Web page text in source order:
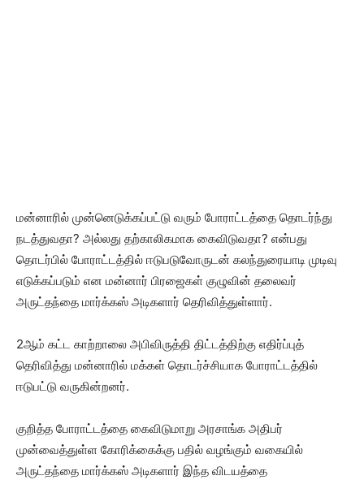
மன்னாரில் முன்னெடுக்கப்பட்டு வரும் போராட்டத்தை தொடர்ந்து
நடத்துவதா? அல்லது தற்காலிகமாக கைவிடுவதா? என்பது
தொடர்பில் போராட்டத்தில் ஈடுபடுவோருடன் கலந்துரையாடி முடிவு
எடுக்கப்படும் என மன்னார் பிரஜைகள் குழுவின் தலைவர்
அருட்தந்தை மார்க்கஸ் அடிகளார் தெரிவித்துள்ளார்.
2ஆம் கட்ட காற்றாலை அபிவிருத்தி திட்டத்திற்கு எதிர்ப்புத்
தெரிவித்து மன்னாரில் மக்கள் தொடர்ச்சியாக போராட்டத்தில்
ஈடுபட்டு வருகின்றனர்.
குறித்த போராட்டத்தை கைவிடுமாறு அரசாங்க அதிபர்
முன்வைத்துள்ள கோரிக்கைக்கு பதில் வழங்கும் வகையில்
அருட்தந்தை மார்க்கஸ் அடிகளார் இந்த விடயத்தை